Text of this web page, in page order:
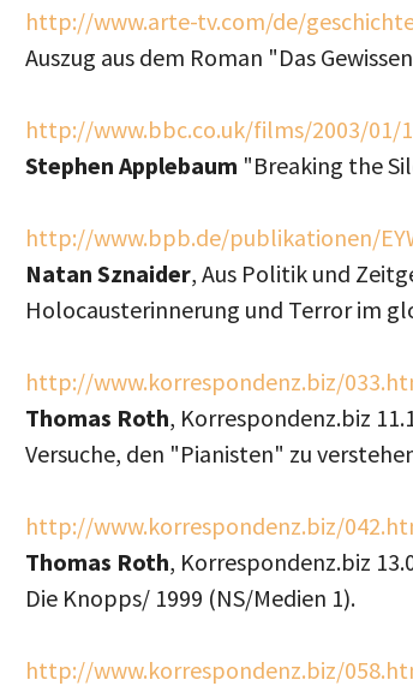
http://www.arte-tv.com/de/
Auszug aus dem Roman "Das
http://www.bbc.co.uk/films/2003/
Stephen Applebaum "Breaking the
http://www.bpb.de/publikationen/
Natan Sznaider, Aus Politik und
Holocausterinnerung und Terror im
http://www.korrespondenz.biz/
Thomas Roth, Korrespondenz.biz
Versuche, den "Pianisten" zu
http://www.korrespondenz.biz/
Thomas Roth, Korrespondenz.biz
Die Knopps/ 1999 (NS/Medien 1).
http://www.korrespondenz.biz/